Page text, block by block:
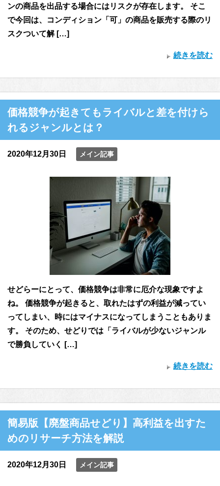
ンの商品を出品する場合にはリスクが存在します。 そこ
で今回は、コンディション「可」の商品を販売する際のリ
スクついて解 […]
続きを読む
価格競争が起きてもライバルと差を付けら
れるジャンルとは？
2020年12月30日 メイン記事
せどらーにとって、価格競争は非常に厄介な現象ですよ
ね。 価格競争が起きると、取れたはずの利益が減ってい
ってしまい、時にはマイナスになってしまうこともありま
す。 そのため、せどりでは「ライバルが少ないジャンル
で勝負していく […]
続きを読む
簡易版【廃盤商品せどり】高利益を出すた
めのリサーチ方法を解説
2020年12月30日 メイン記事